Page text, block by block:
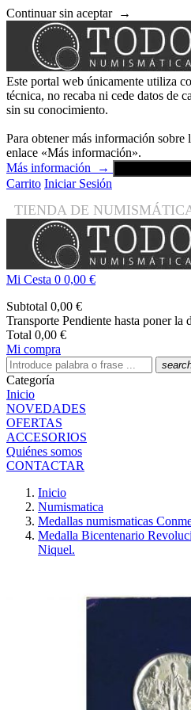
Continuar sin aceptar →
Este portal web únicamente utiliza
técnica, no recaba ni cede datos de
sin su conocimiento.
Para obtener más información sobre
enlace «Más información».
Más información
→
Carrito Iniciar Sesión
TIENDA DE
Mi Cesta 0 0,00 €
Subtotal 0,00 €
Transporte Pendiente hasta poner la
Total 0,00 €
Mi compra
Categoría
Inicio
NOVEDADES
OFERTAS
ACCESORIOS
Quiénes somos
CONTACTAR
Inicio
Numismatica
Medallas numismaticas
Medalla Bicentenario
Niquel.